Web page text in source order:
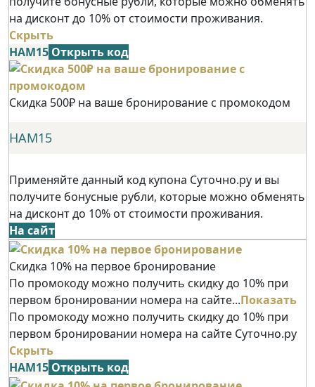
на дисконт до 10% от стоимости проживания.
Скрыть
НАМ15 Открыть код
Скидка 500₽ на ваше бронирование с промокодом
НАМ15
Применяйте данный код купона Суточно.ру и вы
получите бонусные рубли, которые можно обменять
на дисконт до 10% от стоимости проживания.
На сайт
Скидка 10% на первое бронирование
По промокоду можно получить скидку до 10% при
первом бронировании номера на сайте...Показать
По промокоду можно получить скидку до 10% при
первом бронировании номера на сайте Суточно.ру
Скрыть
НАМ15 Открыть код